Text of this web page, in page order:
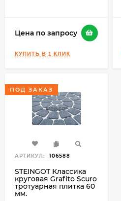
Цена по запросу
ПОД ЗАКАЗ
АРТИКУЛ: 106588
STEINGOT Классика
круговая Grafito Scuro
тротуарная плитка 60
мм.